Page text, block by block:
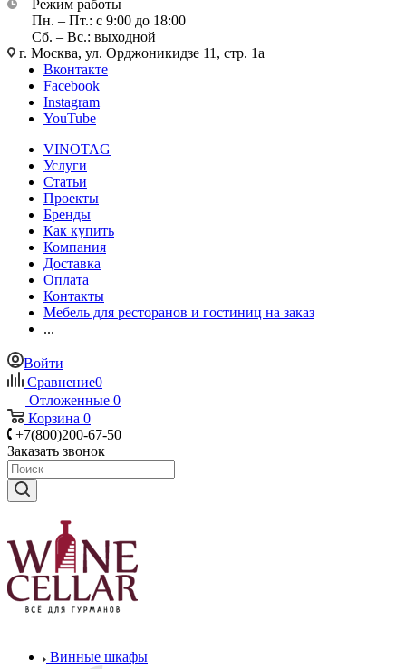
Режим работы
Пн. – Пт.: с 9:00 до 18:00
Сб. – Вс.: выходной
г. Москва, ул. Орджоникидзе 11, стр. 1а
Вконтакте
Facebook
Instagram
YouTube
VINOTAG
Услуги
Статьи
Проекты
Бренды
Как купить
Компания
Доставка
Оплата
Контакты
Мебель для ресторанов и гостиниц на заказ
...
Войти
Сравнение0
Отложенные 0
Корзина 0
+7(800)200-67-50
Заказать звонок
Винные шкафы